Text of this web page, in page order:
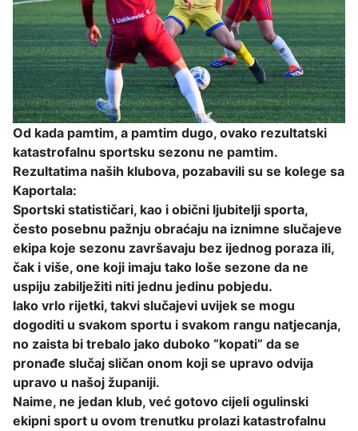
Od kada pamtim, a pamtim dugo, ovako rezultatski
katastrofalnu sportsku sezonu ne pamtim.
Rezultatima naših klubova, pozabavili su se kolege sa
Kaportala:
Sportski statističari, kao i obični ljubitelji sporta,
često posebnu pažnju obraćaju na iznimne slučajeve
ekipa koje sezonu završavaju bez ijednog poraza ili,
čak i više, one koji imaju tako loše sezone da ne
uspiju zabilježiti niti jednu jedinu pobjedu.
Iako vrlo rijetki, takvi slučajevi uvijek se mogu
dogoditi u svakom sportu i svakom rangu natjecanja,
no zaista bi trebalo jako duboko “kopati” da se
pronađe slučaj sličan onom koji se upravo odvija
upravo u našoj županiji.
Naime, ne jedan klub, već gotovo cijeli ogulinski
ekipni sport u ovom trenutku prolazi katastrofalnu